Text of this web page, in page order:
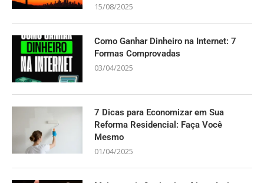
15/08/2025
Como Ganhar Dinheiro na Internet: 7
Formas Comprovadas
03/04/2025
7 Dicas para Economizar em Sua
Reforma Residencial: Faça Você
Mesmo
01/04/2025